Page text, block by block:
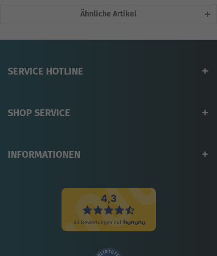
Ähnliche Artikel
SERVICE HOTLINE
SHOP SERVICE
INFORMATIONEN